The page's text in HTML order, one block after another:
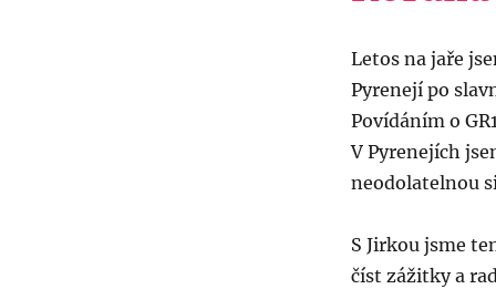
Letos na jaře
Pyrenejí po
Povídáním o
V Pyrenejích
neodolatelnou
S Jirkou jsme
číst zážitky a